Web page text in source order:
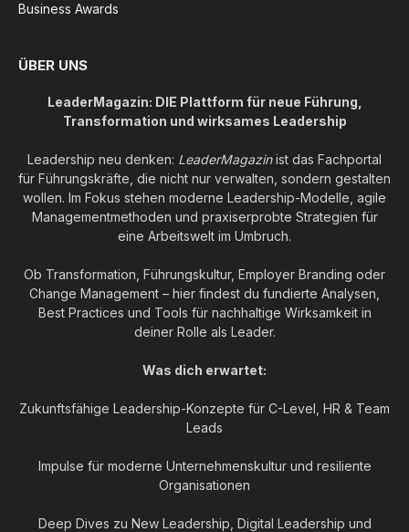
Business Awards
ÜBER UNS
LeaderMagazin: DIE Plattform für neue Führung,
Transformation und wirksames Leadership
Leadership neu denken: LeaderMagazinist das Fachportal
für Führungskräfte, die nicht nur verwalten, sondern gestalten
wollen. Im Fokus stehen moderne Leadership-Modelle, agile
Managementmethoden und praxiserprobte Strategien für
eine Arbeitswelt im Umbruch.
Ob Transformation, Führungskultur, Employer Branding oder
Change Management – hier findest du fundierte Analysen,
Best Practices und Tools für nachhaltige Wirksamkeit in
deiner Rolle als Leader.
Was dich erwartet:
Zukunftsfähige Leadership-Konzepte für C-Level, HR & Team
Leads
Impulse für moderne Unternehmenskultur und resiliente
Organisationen
Deep Dives zu New Leadership, Digital Leadership und